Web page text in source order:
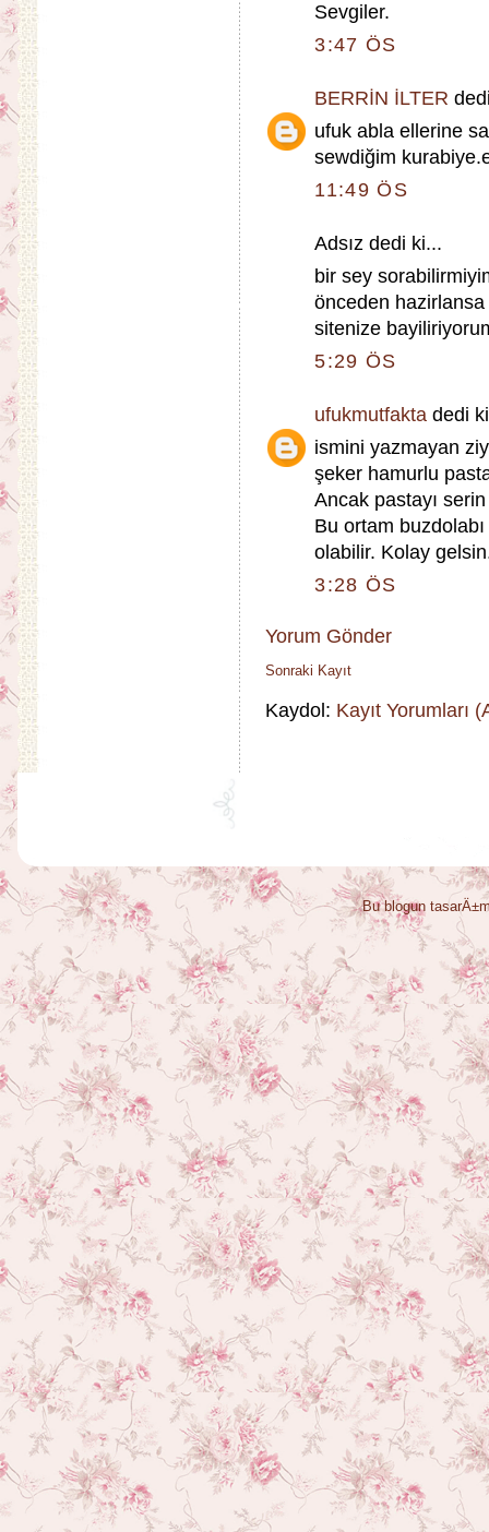
Sevgiler.
3:47 ÖS
BERRİN İLTER
ufuk abla ellerine
sewdiğim
11:49 ÖS
Adsız dedi ki...
bir sey
önceden
sitenize
5:29 ÖS
ufukmutfakta dedi
ismini yazmayan
şeker hamurlu
Ancak pastayı
Bu ortam
olabilir. Kolay
3:28 ÖS
Yorum Gönder
Sonraki Kayıt
Kaydol: Kayıt Yorumları
Bu blogun